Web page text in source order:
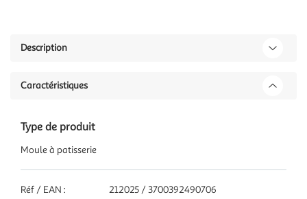
Description
Caractéristiques
Type de produit
Moule à patisserie
Réf / EAN : 212025 / 3700392490706